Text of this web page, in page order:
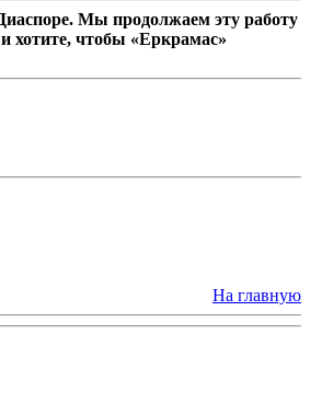
Мы продолжаем эту работу
хотите, чтобы «Еркрамас»
На главную